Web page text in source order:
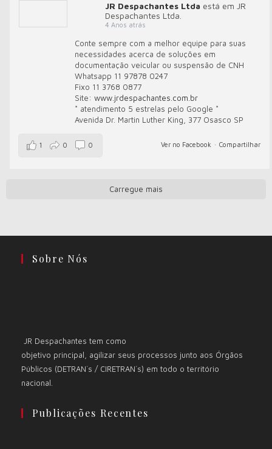
JR Despachantes Ltda está em JR
Despachantes Ltda.
4 Anos atrás
Conte sempre com a melhor equipe para suas
necessidades acerca de soluções em
documentação veicular ou suspensão de CNH
Whatsapp 11 97878 0247
Fixo 11 3768 0877
Site: www.jrdespachantes.com.br
* atendimento 5 estrelas pelo Google *
Avenida Dr. Martin Luther King, 377 Osasco SP
Ver no Facebook · Compartilhar
1 0 0
Carregue mais
Sobre Nós
JR Despachantes tem como
objetivo principal, agilizar seus processos junto aos Órgãos
Públicos (DETRAN´s / CIRETRAN´s) em todo o território
nacional.
Publicações Recentes